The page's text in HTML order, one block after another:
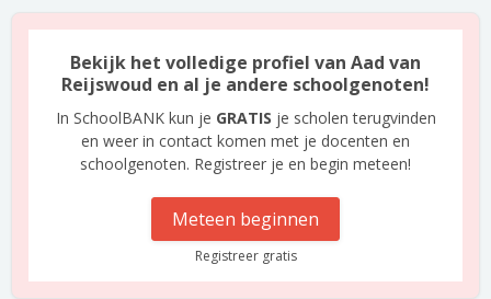
Bekijk het volledige profiel van Aad van
Reijswoud en al je andere schoolgenoten!
In SchoolBANK kun je GRATIS je scholen terugvinden
en weer in contact komen met je docenten en
schoolgenoten. Registreer je en begin meteen!
Meteen beginnen
Registreer gratis